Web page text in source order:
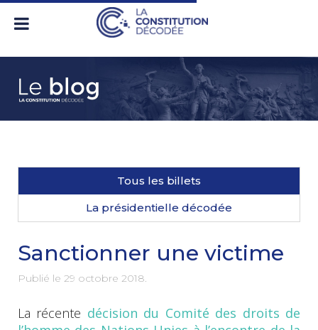
Tous les billets
La présidentielle décodée
Sanctionner une victime
Publié le 29 octobre 2018
La récente décision du Comité des droits de